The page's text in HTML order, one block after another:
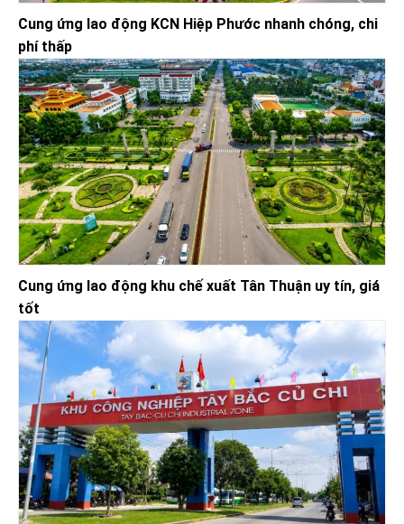
Cung ứng lao động KCN Hiệp Phước nhanh chóng, chi
phí thấp
Cung ứng lao động khu chế xuất Tân Thuận uy tín, giá
tốt